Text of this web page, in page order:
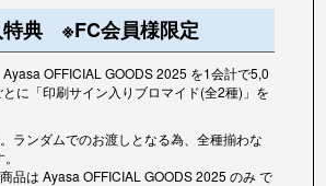
特典 ※FC会員様限定
OFFICIAL GOODS 2025 を1会計で5,0
に「印刷サイン入りブロマイド(全2種)」を
ランダムでのお渡しとなる為、全種揃わな
品は Ayasa OFFICIAL GOODS 2025 のみ で